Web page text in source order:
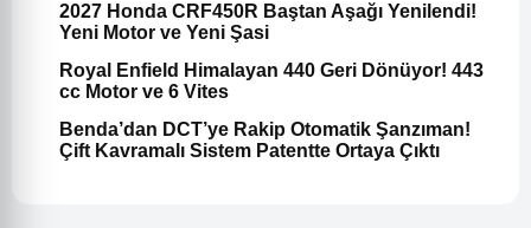
2027 Honda CRF450R Baştan Aşağı Yenilendi!
Yeni Motor ve Yeni Şasi
Royal Enfield Himalayan 440 Geri Dönüyor! 443
cc Motor ve 6 Vites
Benda’dan DCT’ye Rakip Otomatik Şanzıman!
Çift Kavramalı Sistem Patentte Ortaya Çıktı